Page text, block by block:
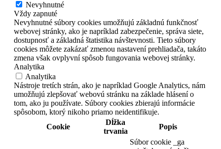
Nevyhnutné
Vždy zapnuté
Nevyhnutné súbory cookies umožňujú základnú funkčnosť
webovej stránky, ako je napríklad zabezpečenie, správa siete,
dostupnosť a základná štatistika návštevnosti. Tieto súbory
cookies môžete zakázať zmenou nastavení prehliadača, takáto
zmena však ovplyvní spôsob fungovania webovej stránky.
Analytika
Analytika
Nástroje tretích strán, ako je napríklad Google Analytics, nám
umožňujú zlepšovať webovú stránku na základe hlásení o
tom, ako ju používate. Súbory cookies zbierajú informácie
spôsobom, ktorý nikoho priamo neidentifikuje.
Cookie
Dĺžka
trvania
Popis
Súbor cookie _ga